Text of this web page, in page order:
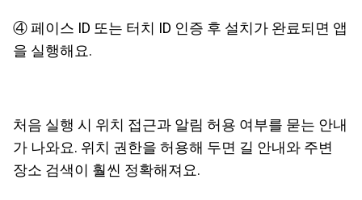
④ 페이스 ID 또는 터치 ID 인증 후 설치가 완료되면 앱
을 실행해요.
처음 실행 시 위치 접근과 알림 허용 여부를 묻는 안내
가 나와요. 위치 권한을 허용해 두면 길 안내와 주변
장소 검색이 훨씬 정확해져요.